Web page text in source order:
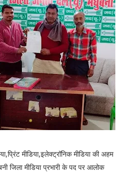
मीडिया,इलेक्ट्रॉनिक मीडिया की अहम
जिला मीडिया प्रभारी के पद पर आलोक